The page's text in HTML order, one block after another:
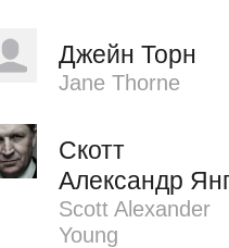
Джейн Торн
Jane Thorne
Скотт
Александр
Scott Alexander
Young